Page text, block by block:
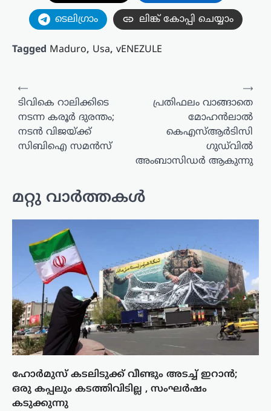
ടെലിഗ്രാം ലിങ്ക് കോപ്പി ചെയ്യാം
Tagged Maduro, Usa, vENEZULE
പോസ്റ്റുകളിലൂടെ
⟵
ടിവികെ റാലിക്കിടെ
നടന്ന കരൂർ ദുരന്തം;
നടൻ വിജയ്ക്ക്
സിബിഐ സമൻസ്
പ്രതിഫലം വാങ്ങാതെ
മോഹൻലാൽ
കെഎസ്ആർടിസി
ഗുഡ്‌വിൽ
അംബാസിഡർ ആകുന്നു
⟶
മറ്റു വാർത്തകൾ
ഹോർമുസ് കടലിടുക്ക് വീണ്ടും അടച്ച് ഇറാൻ;
ഒരു കപ്പലും കടത്തിവിടില്ല , സംഘർഷം
കടുക്കുന്നു